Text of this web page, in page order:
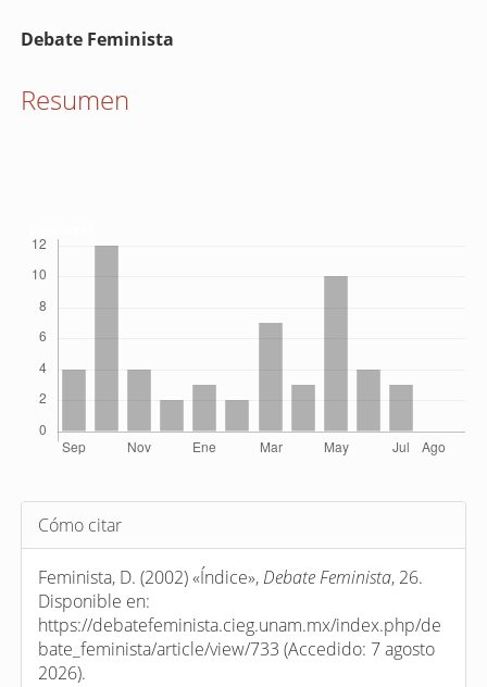
Contenido
del
Debate Feminista
Resumen
Detalles
del
artículo
Cómo citar
Feminista, D. (2002) «Índice», Debate Feminista, 26.
Disponible en:
https://debatefeminista.cieg.unam.mx/index.php/de
bate_feminista/article/view/733 (Accedido: 7 agosto
2026).